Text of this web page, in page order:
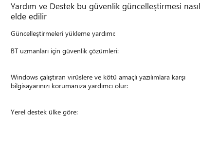
Yardım ve Destek bu güvenlik güncelleştirmesi nasıl
elde edilir
Güncelleştirmeleri yükleme yardımı:
BT uzmanları için güvenlik çözümleri:
Windows çalıştıran virüslere ve kötü amaçlı yazılımlara karşı
bilgisayarınızı korumanıza yardımcı olur:
Yerel destek ülke göre: